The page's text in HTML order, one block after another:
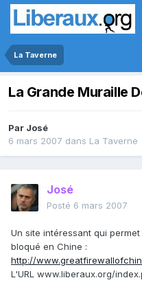
La Taverne
La Grande Muraille
Par José
6 mars 2007 dans La Taverne
José
Posté 6 mars 2007
Un site intéressant qui
bloqué en Chine :
http://
L'URL www.liberaux.org/